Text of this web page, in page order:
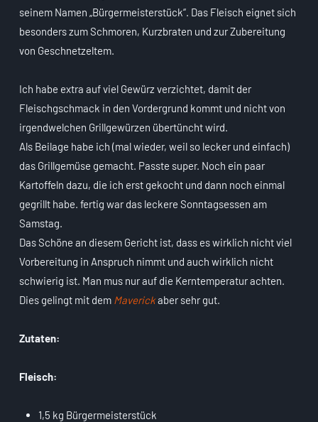
seinem Namen „Bürgermeisterstück“. Das Fleisch eignet sich
besonders zum Schmoren, Kurzbraten und zur Zubereitung
von Geschnetzeltem.
Ich habe extra auf viel Gewürz verzichtet, damit der
Fleischgschmack in den Vordergrund kommt und nicht von
irgendwelchen Grillgewürzen übertüncht wird.
Als Beilage habe ich (mal wieder, weil so lecker und einfach)
das Grillgemüse gemacht. Passte super. Noch ein paar
Kartoffeln dazu, die ich erst gekocht und dann noch einmal
gegrillt habe. fertig war das leckere Sonntagsessen am
Samstag.
Das Schöne an diesem Gericht ist, dass es wirklich nicht viel
Vorbereitung in Anspruch nimmt und auch wirklich nicht
schwierig ist. Man mus nur auf die Kerntemperatur achten.
Dies gelingt mit dem Maverickaber sehr gut.
Zutaten:
Fleisch:
1,5 kg Bürgermeisterstück